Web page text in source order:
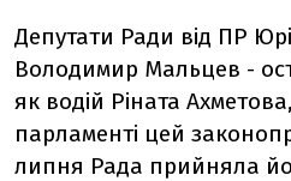
Депутати Ради від ПР
Володимир Мальцев -
як водій Ріната
парламенті цей
липня Рада прийняла